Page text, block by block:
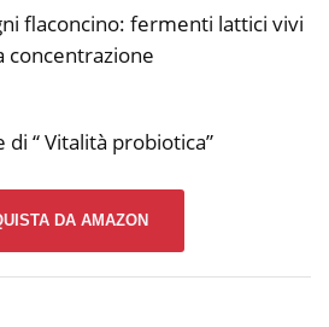
flaconcino: fermenti lattici vivi
concentrazione
“ Vitalità probiotica”
DA AMAZON